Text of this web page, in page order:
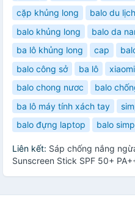
cặp khủng long
balo du lịch
balo khủng long
balo da
ba lô khủng long
cap
balo công sở
ba lô xiaomi
balo chong nươc
balo
ba lô máy tính xách tay
balo đựng laptop
balo
Liên kết: Sáp chống nắng
Sunscreen Stick SPF 50+